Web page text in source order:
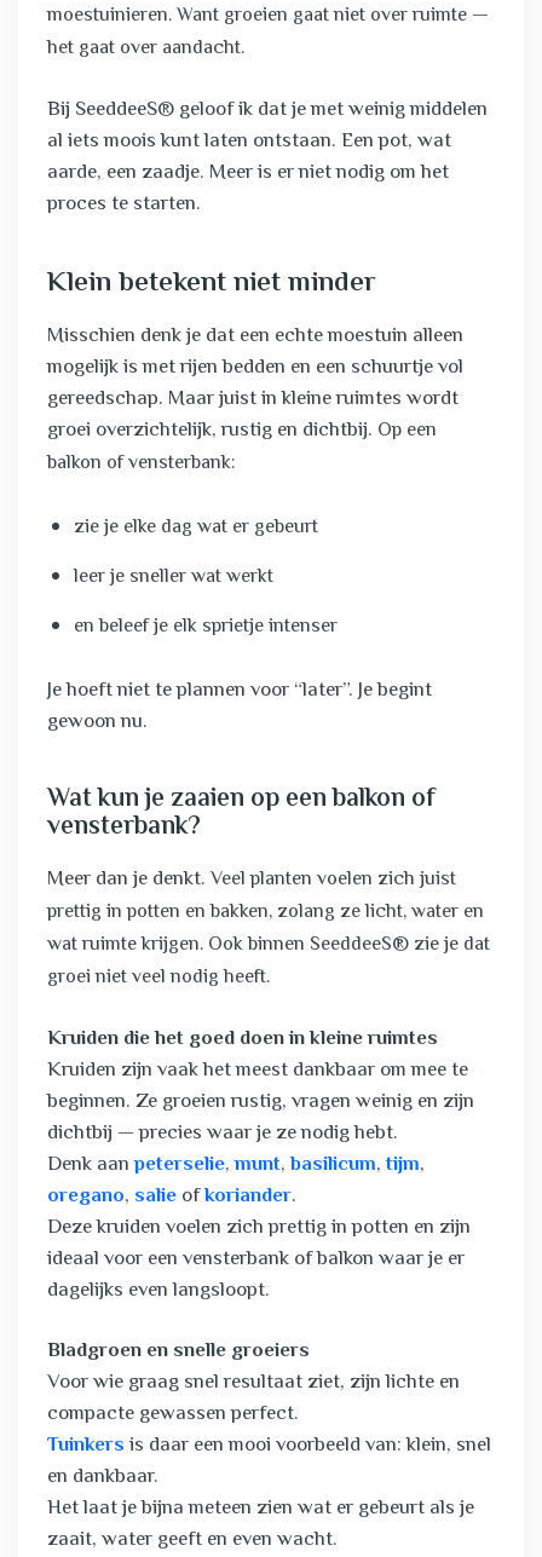
moestuinieren. Want groeien gaat niet over ruimte —
het gaat over aandacht.
Bij SeeddeeS® geloof ik dat je met weinig middelen
al iets moois kunt laten ontstaan. Een pot, wat
aarde, een zaadje. Meer is er niet nodig om het
proces te starten.
Klein betekent niet minder
Misschien denk je dat een echte moestuin alleen
mogelijk is met rijen bedden en een schuurtje vol
gereedschap. Maar juist in kleine ruimtes wordt
groei overzichtelijk, rustig en dichtbij. Op een
balkon of vensterbank:
zie je elke dag wat er gebeurt
leer je sneller wat werkt
en beleef je elk sprietje intenser
Je hoeft niet te plannen voor “later”. Je begint
gewoon nu.
Wat kun je zaaien op een balkon of
vensterbank?
Meer dan je denkt.Veel planten voelen zich juist
prettig in potten en bakken, zolang ze licht, water en
wat ruimte krijgen. Ook binnen SeeddeeS® zie je dat
groei niet veel nodig heeft.
Kruiden die het goed doen in kleine ruimtes
Kruiden zijn vaak het meest dankbaar om mee te
beginnen. Ze groeien rustig, vragen weinig en zijn
dichtbij — precies waar je ze nodig hebt.
Denk aanpeterselie,munt,basilicum,tijm,
oregano, salieofkoriander.
Deze kruiden voelen zich prettig in potten en zijn
ideaal voor een vensterbank of balkon waar je er
dagelijks even langsloopt.
Bladgroen en snelle groeiers
Voor wie graag snel resultaat ziet, zijn lichte en
compacte gewassen perfect.
Tuinkersis daar een mooi voorbeeld van: klein, snel
en dankbaar.
Het laat je bijna meteen zien wat er gebeurt als je
zaait, water geeft en even wacht.